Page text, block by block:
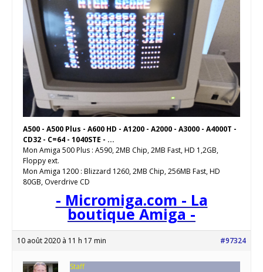
A500 - A500 Plus - A600 HD - A1200 - A2000 - A3000 - A4000T -
CD32 - C=64 - 1040STE - ...
Mon Amiga 500 Plus : A590, 2MB Chip, 2MB Fast, HD 1,2GB,
Floppy ext.
Mon Amiga 1200 : Blizzard 1260, 2MB Chip, 256MB Fast, HD
80GB, Overdrive CD
- Micromiga.com - La
boutique Amiga -
10 août 2020 à 11 h 17 min #97324
Staff